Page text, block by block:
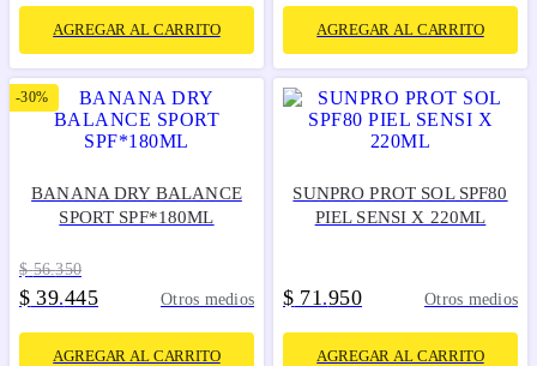
AGREGAR AL CARRITO AGREGAR AL CARRITO
-30%
BANANA DRY BALANCE
SPORT SPF*180ML
$ 56.350
$ 39.445 Otros medios
AGREGAR AL CARRITO
SUNPRO PROT SOL SPF80
PIEL SENSI X 220ML
$ 71 .950 Otros medios
AGREGAR AL CARRITO